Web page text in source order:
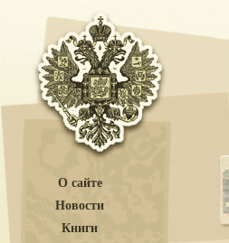
О сайте
Новости
Книги